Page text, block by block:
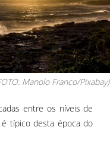
Manolo Franco/Pixabay)
entre os níveis de
é típico desta época do